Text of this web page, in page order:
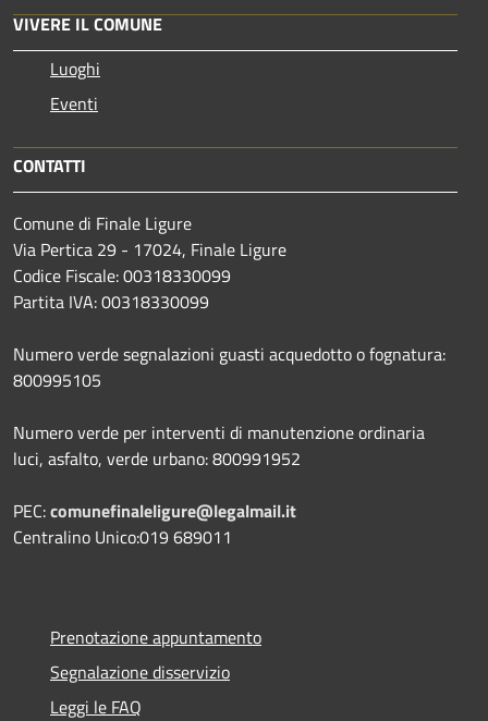
VIVERE IL COMUNE
Luoghi
Eventi
CONTATTI
Comune di Finale Ligure
Via Pertica 29 - 17024, Finale Ligure
Codice Fiscale: 00318330099
Partita IVA: 00318330099
Numero verde segnalazioni guasti acquedotto o fognatura:
800995105
Numero verde per interventi di manutenzione ordinaria
luci, asfalto, verde urbano: 800991952
PEC:comunefinaleligure@legalmail.it
Centralino Unico:019 689011
Prenotazione appuntamento
Segnalazione disservizio
Leggi le FAQ